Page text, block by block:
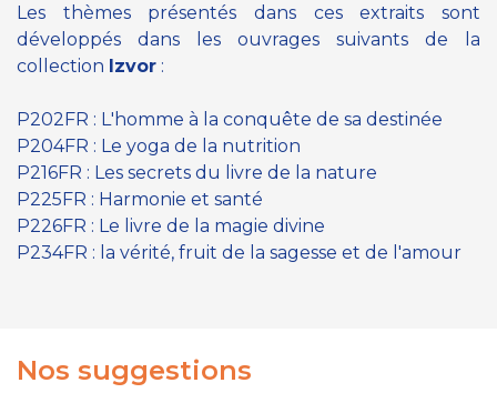
Les thèmes présentés dans ces extraits sont
développés dans les ouvrages suivants de la
collection Izvor :
P202FR : L'homme à la conquête de sa destinée
P204FR : Le yoga de la nutrition
P216FR : Les secrets du livre de la nature
P225FR : Harmonie et santé
P226FR : Le livre de la magie divine
P234FR : la vérité, fruit de la sagesse et de l'amour
Nos suggestions